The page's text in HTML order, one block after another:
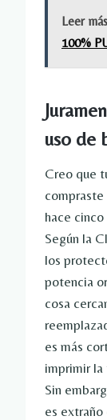
Leer
100%
uso de
Creo que
hace
Según la
los
potencia
cosa
es más
imprimir
Sin
es